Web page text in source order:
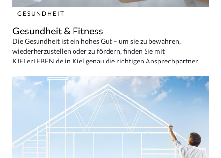
GESUNDHEIT
Gesundheit & Fitness
Die Gesundheit ist ein hohes Gut – um sie zu bewahren,
wiederherzustellen oder zu fördern, finden Sie mit
KIELerLEBEN.de in Kiel genau die richtigen Ansprechpartner.